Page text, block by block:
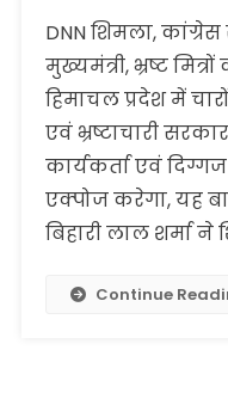
DNN शिमला, कांग्रेस
मुख्यमंत्री, भ्रष्ट
हिमाचल प्रदेश में
एवं भ्रष्टाचारी
कार्यकर्ता एवं
एक्पोज करेगा, यह
बिहारी लाल शर्मा
Continue